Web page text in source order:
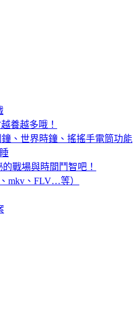
養越多哦！
、世界時鐘、搖搖手電筒功能
的戰場與時間鬥智吧！
mkv、FLV…等）